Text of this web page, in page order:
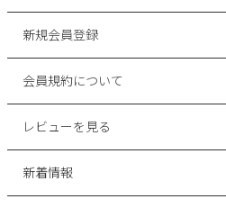
新規会員登録
会員規約について
レビューを見る
新着情報